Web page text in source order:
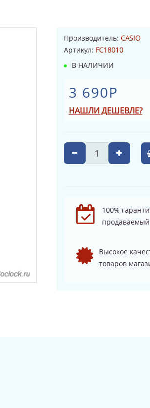
Производитель: CASIO
Артикул: FC18010
В НАЛИЧИИ
3 690Р
НАШЛИ ДЕШЕВЛЕ?
100%
продаваемый
Высокое
товаров